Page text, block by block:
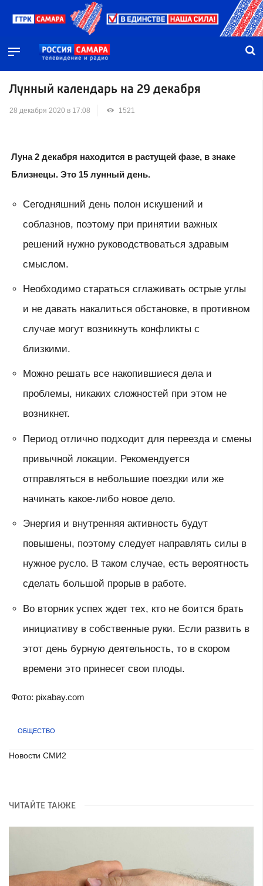
Лунный календарь на 29 декабря
28 декабря 2020 в 17:08 1521
Луна 2 декабря находится в растущей фазе, в знаке
Близнецы. Это 15 лунный день.
Сегодняшний день полон искушений и
соблазнов, поэтому при принятии важных
решений нужно руководствоваться здравым
смыслом.
Необходимо стараться сглаживать острые углы
и не давать накалиться обстановке, в противном
случае могут возникнуть конфликты с
близкими.
Можно решать все накопившиеся дела и
проблемы, никаких сложностей при этом не
возникнет.
Период отлично подходит для переезда и смены
привычной локации. Рекомендуется
отправляться в небольшие поездки или же
начинать какое-либо новое дело.
Энергия и внутренняя активность будут
повышены, поэтому следует направлять силы в
нужное русло. В таком случае, есть вероятность
сделать большой прорыв в работе.
Во вторник успех ждет тех, кто не боится брать
инициативу в собственные руки. Если развить в
этот день бурную деятельность, то в скором
времени это принесет свои плоды.
Фото: pixabay.com
ОБЩЕСТВО
Новости СМИ2
ЧИТАЙТЕ ТАКЖЕ